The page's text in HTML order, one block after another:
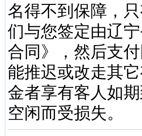
名得不到保障，
们与您签定由辽
合同》，然后支
能推迟或改走其
金者享有客人如
空闲而受损失。